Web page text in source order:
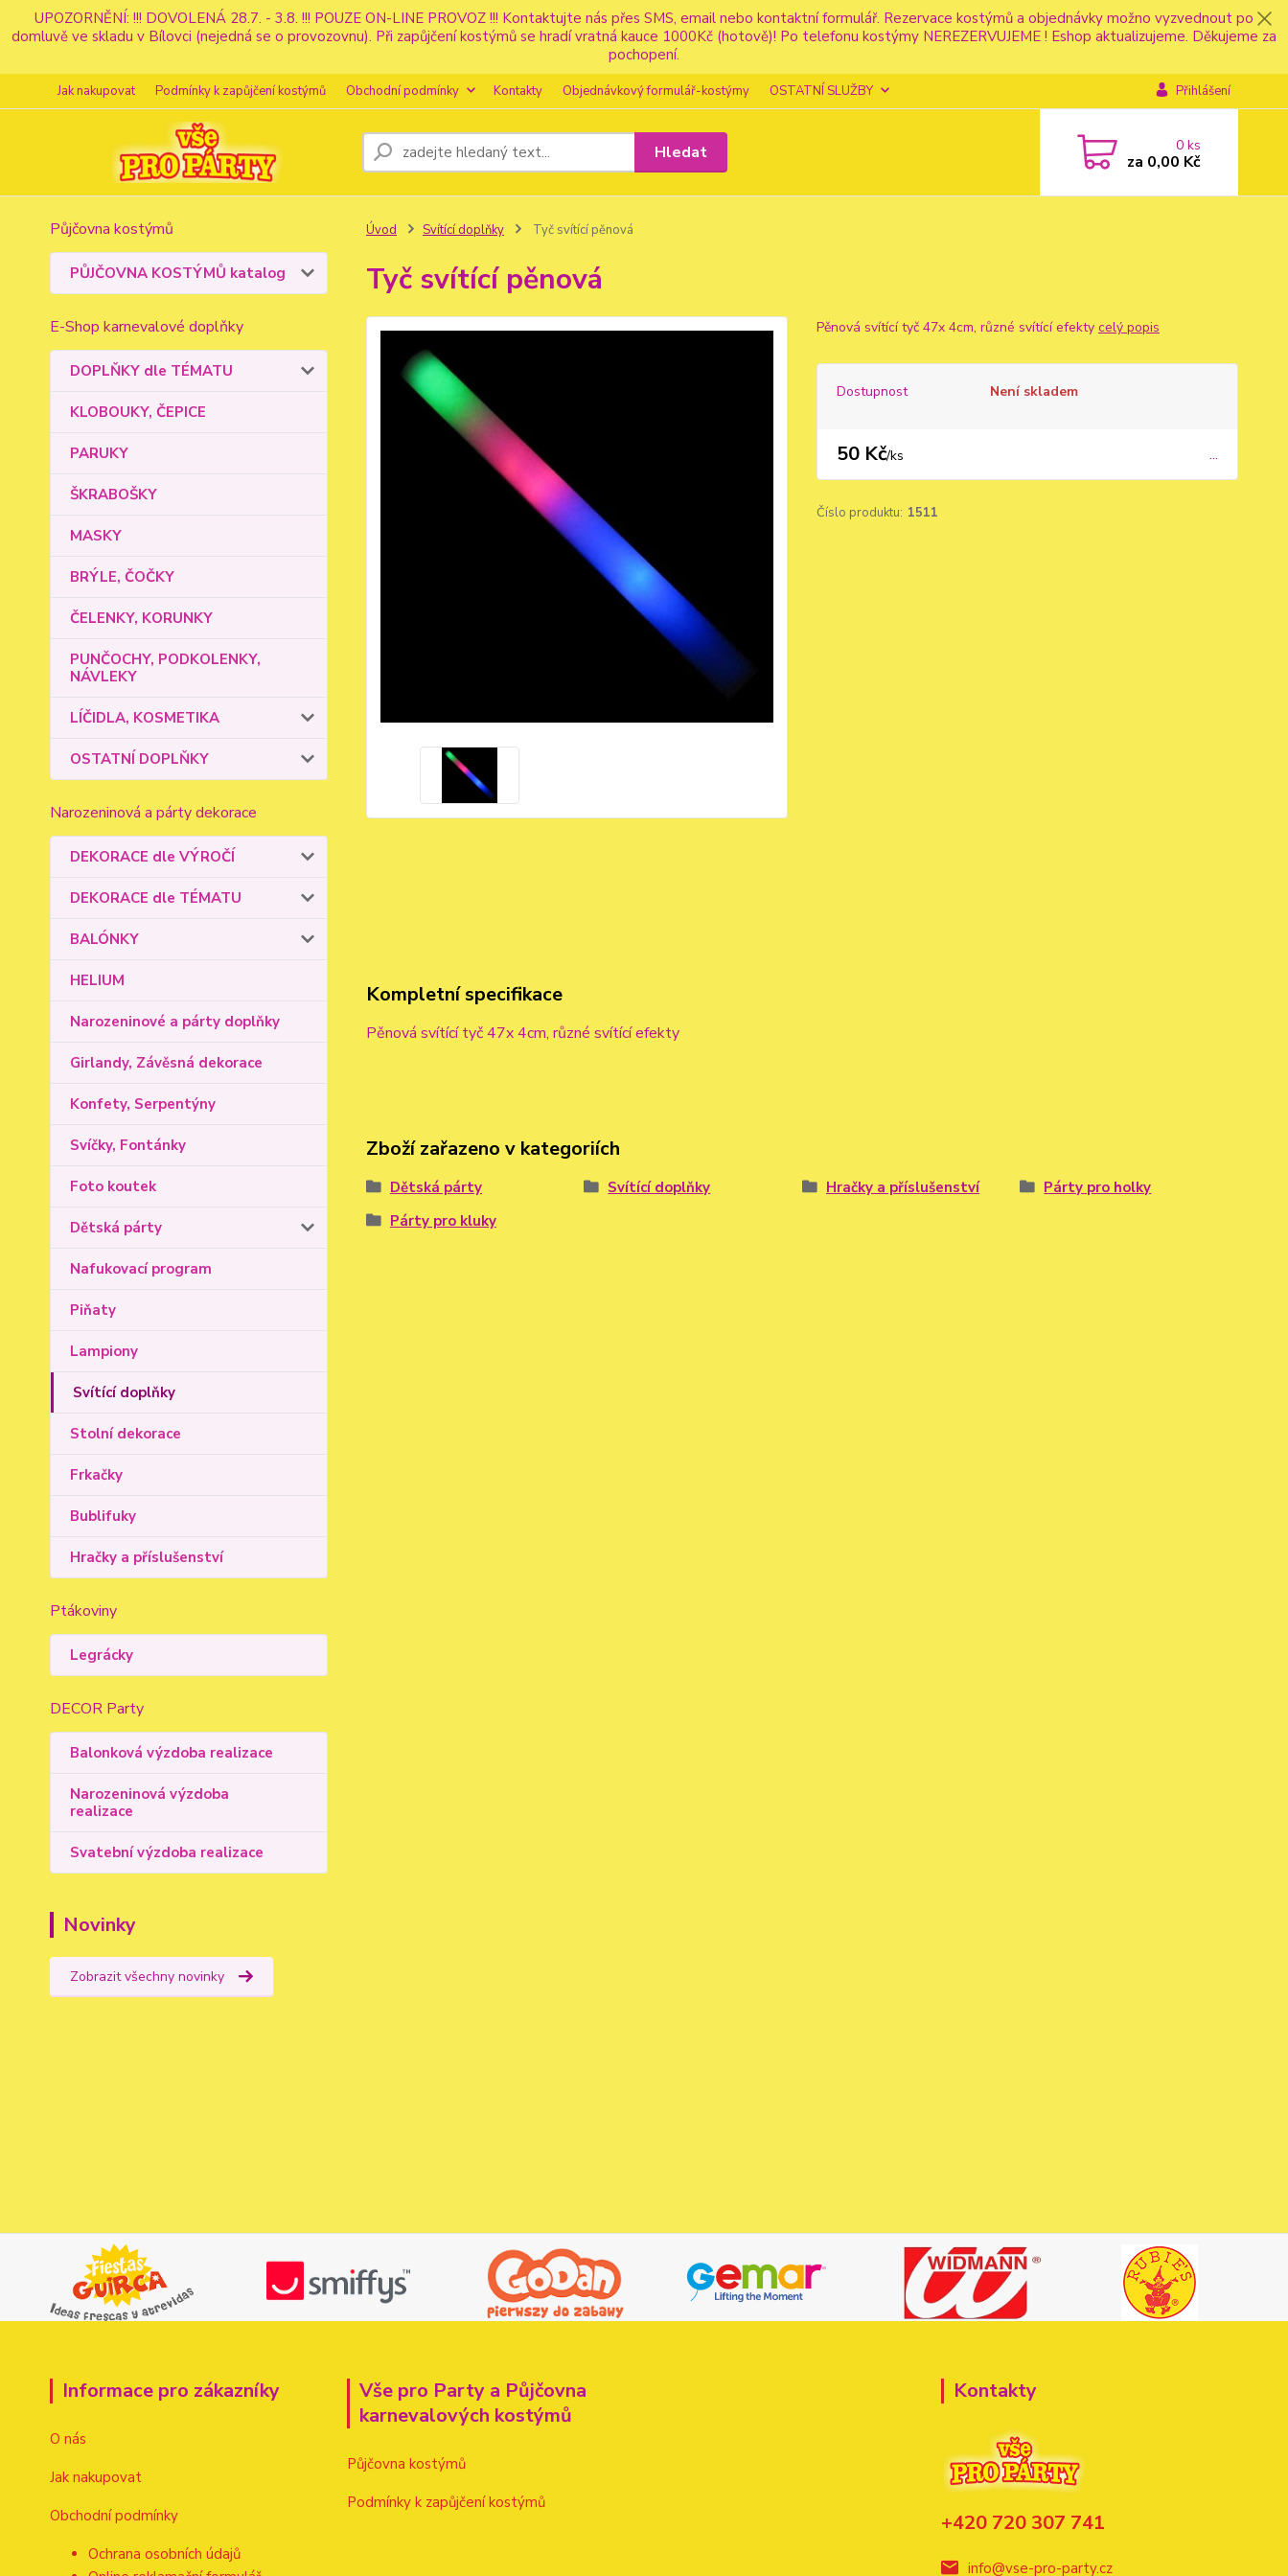
UPOZORNĚNÍ: !!! DOVOLENÁ 28.7. - 3.8. !!! POUZE ON-LINE PROVOZ !!! Kontaktujte nás přes SMS, email nebo kontaktní formulář. Rezervace kostýmů a objednávky možno vyzvednout po
domluvě ve skladu v Bílovci (nejedná se o provozovnu). Při zapůjčení kostýmů se hradí vratná kauce 1000Kč (hotově)! Po telefonu kostýmy NEREZERVUJEME ! Eshop aktualizujeme. Děkujeme za
pochopení.
Jak nakupovat Podmínky k zapůjčení kostýmů Obchodní podmínky Kontakty Objednávkový formulář-kostýmy OSTATNÍ SLUŽBY Přihlášení
Hledat 0ks
za 0,00 Kč
Půjčovna kostýmů
PŮJČOVNA KOSTÝMŮ katalog
E-Shop karnevalové doplňky
DOPLŇKY dle TÉMATU
KLOBOUKY, ČEPICE
PARUKY
ŠKRABOŠKY
MASKY
BRÝLE, ČOČKY
ČELENKY, KORUNKY
PUNČOCHY, PODKOLENKY,
NÁVLEKY
LÍČIDLA, KOSMETIKA
OSTATNÍ DOPLŇKY
Narozeninová a párty dekorace
DEKORACE dle VÝROČÍ
DEKORACE dle TÉMATU
BALÓNKY
HELIUM
Narozeninové a párty doplňky
Girlandy, Závěsná dekorace
Konfety, Serpentýny
Svíčky, Fontánky
Foto koutek
Dětská párty
Nafukovací program
Piňaty
Lampiony
Svítící doplňky
Stolní dekorace
Frkačky
Bublifuky
Hračky a příslušenství
Ptákoviny
Legrácky
DECOR Party
Balonková výzdoba realizace
Narozeninová výzdoba
realizace
Svatební výzdoba realizace
Novinky
Zobrazit všechny novinky
Úvod Svítící doplňky Tyč svítící pěnová
Tyč svítící pěnová
Pěnová svítící tyč 47x 4cm, různé svítící efekty celý popis
Dostupnost Není skladem
50 Kč/ks ...
Číslo produktu: 1511
Kompletní specifikace
Pěnová svítící tyč 47x 4cm, různé svítící efekty
Zboží zařazeno v kategoriích
Dětská párty Svítící doplňky Hračky a příslušenství
Párty pro holky
Párty pro kluky
Informace pro zákazníky
O nás
Jak nakupovat
Obchodní podmínky
Ochrana osobních údajů
Vše pro Party a Půjčovna
karnevalových kostýmů
Půjčovna kostýmů
Podmínky k zapůjčení kostýmů
Kontakty
+420 720 307 741
info@vse-pro-party.cz